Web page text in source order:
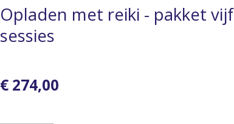
Opladen met reiki - pakket vijf
sessies
€ 274,00